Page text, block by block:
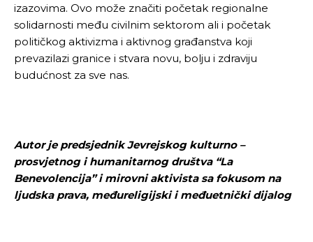
Pusti priču da živi!
Ovim putem želimo da vam se zahvalimo što ste
Pusti priču da živi!
Ovim putem želimo da vam se zahvalimo što ste
izazovima. Ovo može značiti početak regionalne
solidarnosti među civilnim sektorom ali i početak
političkog aktivizma i aktivnog građanstva koji
prevazilazi granice i stvara novu, bolju i zdraviju
budućnost za sve nas.
Autor je predsjednik Jevrejskog kulturno –
prosvjetnog i humanitarnog društva “La
Benevolencija” i mirovni aktivista sa fokusom na
ljudska prava, međureligijski i međuetnički dijalog